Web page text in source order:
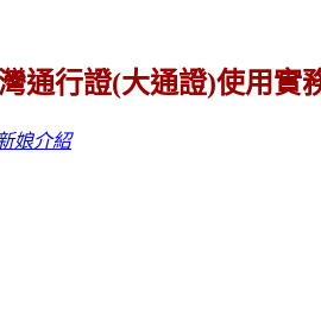
通行證(大通證)使用實
娘介紹